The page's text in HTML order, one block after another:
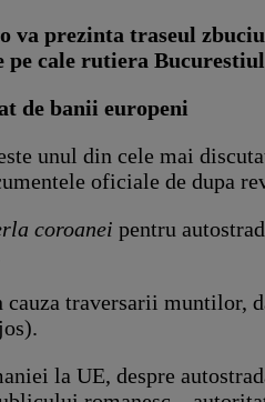
va prezinta traseul
cale rutiera
de banii europeni
unul din cele mai
oficiale de dupa
coroanei pentru
traversarii muntilor,
la UE, despre